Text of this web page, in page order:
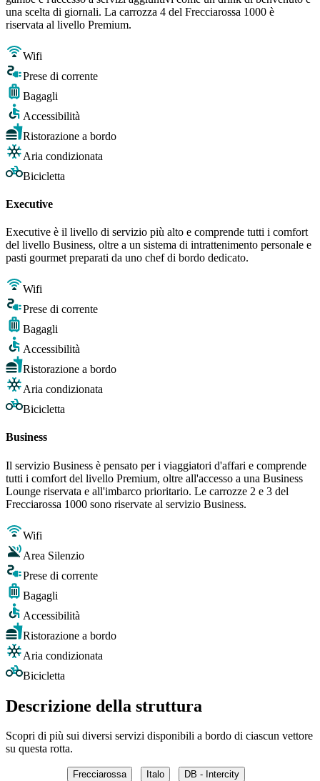
una scelta di giornali. La carrozza 4 del Frecciarossa 1000 è
riservata al livello Premium.
Wifi
Prese di corrente
Bagagli
Accessibilità
Ristorazione a bordo
Aria condizionata
Bicicletta
Executive
Executive è il livello di servizio più alto e comprende tutti i comfort
del livello Business, oltre a un sistema di intrattenimento personale e
pasti gourmet preparati da uno chef di bordo dedicato.
Wifi
Prese di corrente
Bagagli
Accessibilità
Ristorazione a bordo
Aria condizionata
Bicicletta
Business
Il servizio Business è pensato per i viaggiatori d'affari e comprende
tutti i comfort del livello Premium, oltre all'accesso a una Business
Lounge riservata e all'imbarco prioritario. Le carrozze 2 e 3 del
Frecciarossa 1000 sono riservate al servizio Business.
Wifi
Area Silenzio
Prese di corrente
Bagagli
Accessibilità
Ristorazione a bordo
Aria condizionata
Bicicletta
Descrizione della struttura
Scopri di più sui diversi servizi disponibili a bordo di ciascun vettore
su questa rotta.
Frecciarossa Italo DB - Intercity